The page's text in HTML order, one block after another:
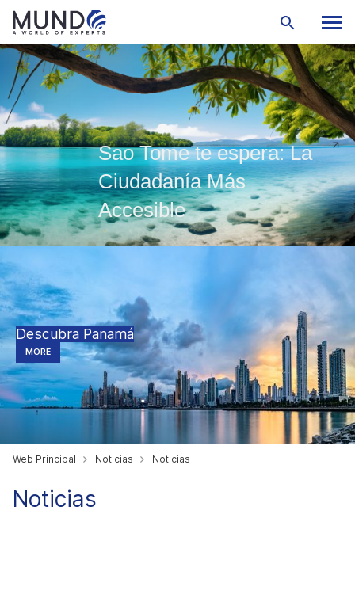
Sao Tome te espera: La
Ciudadanía Más
Accesible
Descubra Panamá
MORE
Web Principal Noticias Noticias
Noticias